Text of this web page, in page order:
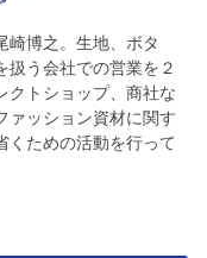
博之。生地、ボタ
扱う会社での営業を２
クトショップ、商社な
ァッション資材に関す
くための活動を行って